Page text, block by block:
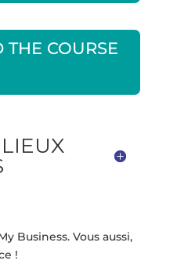
COURSE
My Business. Vous aussi,
!